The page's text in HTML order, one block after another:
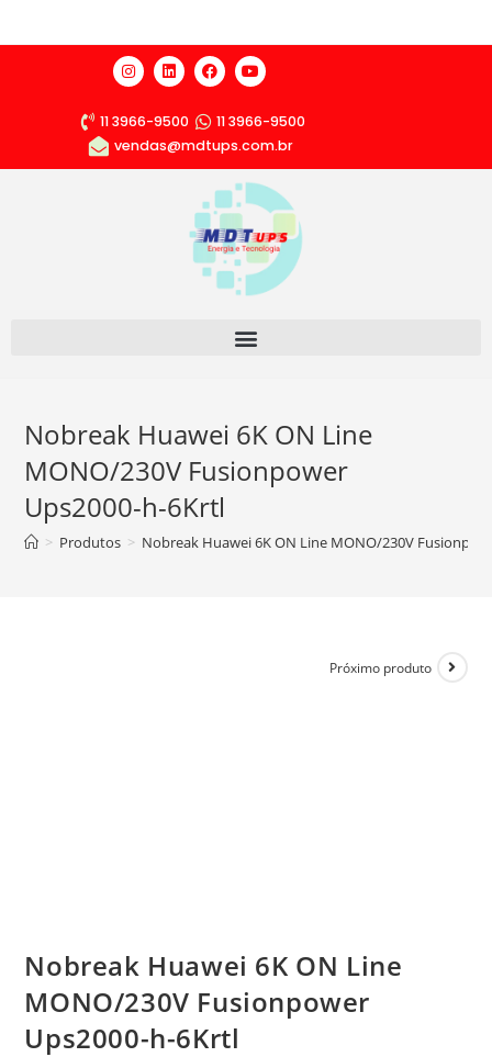
11 3966-9500
11 3966-9500
vendas@mdtups.com.br
Nobreak Huawei 6K ON Line
MONO/230V Fusionpower
Ups2000-h-6Krtl
> Produtos > Nobreak Huawei 6K ON Line MONO/230V
Próximo produto
Nobreak Huawei 6K ON Line
MONO/230V Fusionpower
Ups2000-h-6Krtl